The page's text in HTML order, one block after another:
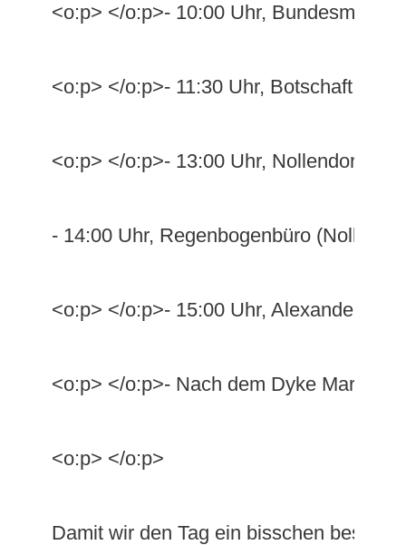
<o:p> </o:p>- 10:00 Uhr,
<o:p> </o:p>- 11:30 Uhr, Botschaft
<o:p> </o:p>- 13:00 Uhr,
- 14:00 Uhr, Regenbogenbüro
<o:p> </o:p>- 15:00 Uhr,
<o:p> </o:p>- Nach dem Dyke March:
<o:p> </o:p>
Damit wir den Tag ein bisschen besser